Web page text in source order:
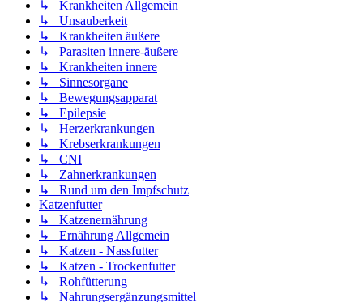
↳ Krankheiten Allgemein
↳ Unsauberkeit
↳ Krankheiten äußere
↳ Parasiten innere-äußere
↳ Krankheiten innere
↳ Sinnesorgane
↳ Bewegungsapparat
↳ Epilepsie
↳ Herzerkrankungen
↳ Krebserkrankungen
↳ CNI
↳ Zahnerkrankungen
↳ Rund um den Impfschutz
Katzenfutter
↳ Katzenernährung
↳ Ernährung Allgemein
↳ Katzen - Nassfutter
↳ Katzen - Trockenfutter
↳ Rohfütterung
↳ Nahrungsergänzungsmittel